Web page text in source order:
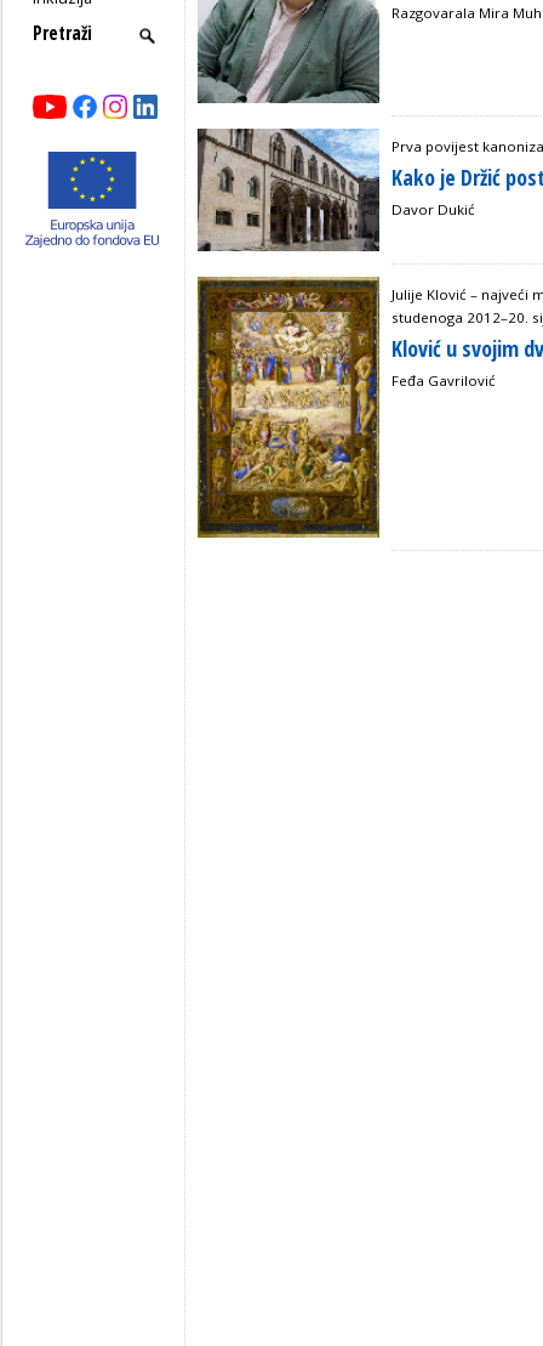
Razgovarala Mira
Prva povijest
Kako je Držić
Davor Dukić
Julije Klović – najveći
studenoga 2012–20.
Klović u svojim
Feđa Gavrilović